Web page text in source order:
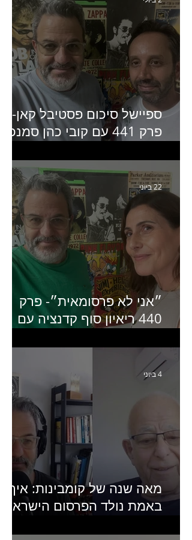
ספיישל סיכום פסטיבל קאן-
פרק 441 עם קובי כהן
״אני לא פרסומאית״- פרק
440 ריאיון סוף קדנציה עם
מנכ״לית באומן בר ריבנאי
22 ביוני
מאה שנה של קומבינות: איך
באמת נולד הפרסום
4 ביוני